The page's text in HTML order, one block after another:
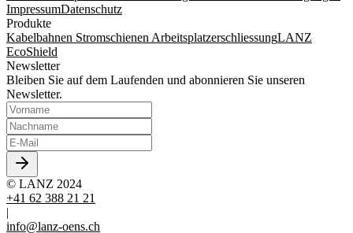
ImpressumDatenschutz
Produkte
Kabelbahnen Stromschienen ArbeitsplatzerschliessungLANZ
EcoShield
Newsletter
Bleiben Sie auf dem Laufenden und abonnieren Sie unseren
Newsletter.
© LANZ 2024
+41 62 388 21 21
|
info@lanz-oens.ch